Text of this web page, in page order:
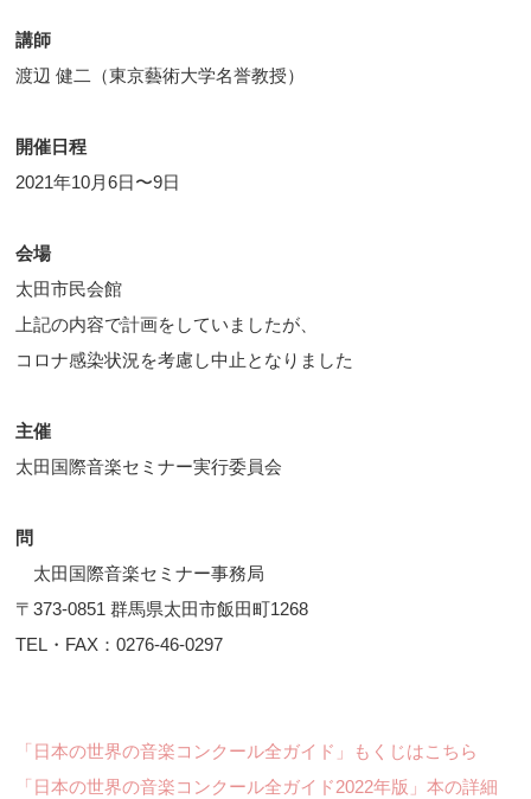
講師
渡辺 健二（東京藝術大学名誉教授）
開催日程
2021年10月6日〜9日
会場
太田市民会館
上記の内容で計画をしていましたが、
コロナ感染状況を考慮し中止となりました
主催
太田国際音楽セミナー実行委員会
問
太田国際音楽セミナー事務局
〒373-0851 群馬県太田市飯田町1268
TEL・FAX：0276-46-0297
「日本の世界の音楽コンクール全ガイド」もくじはこちら
「日本の世界の音楽コンクール全ガイド2022年版」本の詳細